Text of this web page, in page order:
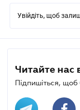
Увійдіть, щоб
Читайте нас
Підпишіться, щоб